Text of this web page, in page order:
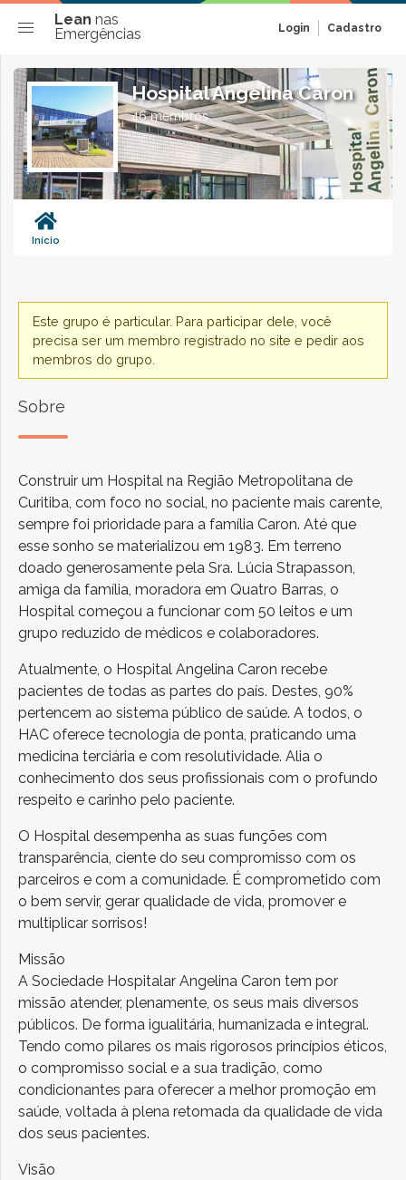
Lean nas
Emergências
Login Cadastro
Hospital Angelina Caron
46 membros
Início
Este grupo é particular. Para participar dele, você
precisa ser um membro registrado no site e pedir aos
membros do grupo.
Sobre
Construir um Hospital na Região Metropolitana de
Curitiba, com foco no social, no paciente mais carente,
sempre foi prioridade para a família Caron. Até que
esse sonho se materializou em 1983. Em terreno
doado generosamente pela Sra. Lúcia Strapasson,
amiga da família, moradora em Quatro Barras, o
Hospital começou a funcionar com 50 leitos e um
grupo reduzido de médicos e colaboradores.
Atualmente, o Hospital Angelina Caron recebe
pacientes de todas as partes do país. Destes, 90%
pertencem ao sistema público de saúde. A todos, o
HAC oferece tecnologia de ponta, praticando uma
medicina terciária e com resolutividade. Alia o
conhecimento dos seus profissionais com o profundo
respeito e carinho pelo paciente.
O Hospital desempenha as suas funções com
transparência, ciente do seu compromisso com os
parceiros e com a comunidade. É comprometido com
o bem servir, gerar qualidade de vida, promover e
multiplicar sorrisos!
Missão
A Sociedade Hospitalar Angelina Caron tem por
missão atender, plenamente, os seus mais diversos
públicos. De forma igualitária, humanizada e integral.
Tendo como pilares os mais rigorosos princípios éticos,
o compromisso social e a sua tradição, como
condicionantes para oferecer a melhor promoção em
saúde, voltada à plena retomada da qualidade de vida
dos seus pacientes.
Visão